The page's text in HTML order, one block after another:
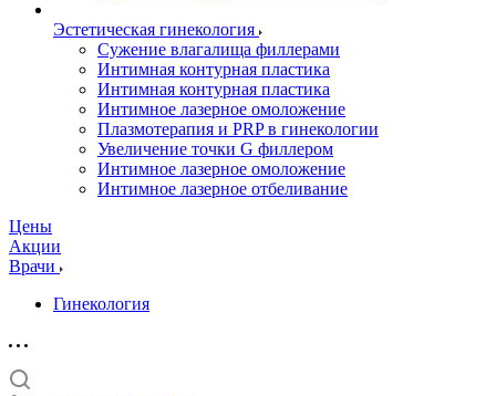
Эстетическая гинекология
Cужение влагалища филлерами
Интимная контурная пластика
Интимная контурная пластика
Интимное лазерное омоложение
Плазмотерапия и PRP в гинекологии
Увеличение точки G филлером
Интимное лазерное омоложение
Интимное лазерное отбеливание
Цены
Акции
Врачи
Гинекология